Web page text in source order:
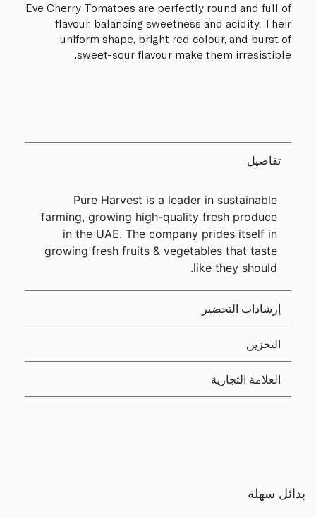
Eve Cherry Tomatoes are perfectly round and full of
flavour, balancing sweetness and acidity. Their
uniform shape, bright red colour, and burst of
sweet-sour flavour make them irresistible.
تفاصيل
Pure Harvest is a leader in sustainable
farming, growing high-quality fresh produce
in the UAE. The company prides itself in
growing fresh fruits & vegetables that taste
like they should.
إرشادات التحضير
التخزين
العلامة التجارية
بدائل سهلة